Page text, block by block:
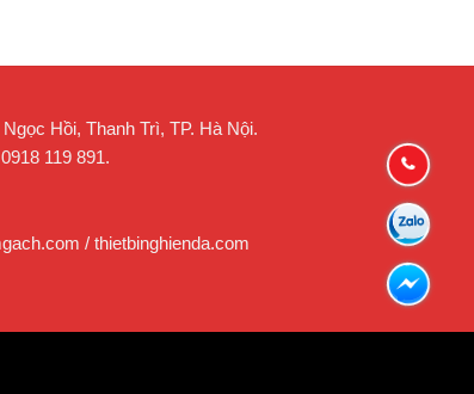
Hồi, Thanh Trì, TP. Hà Nội.
119 891.
/ thietbinghienda.com